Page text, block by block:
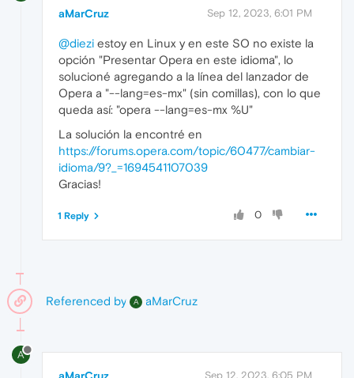
aMarCruz Sep 12, 2023, 6:01 PM
@diezi estoy en Linux y en este SO no existe la
opción "Presentar Opera en este idioma", lo
solucioné agregando a la línea del lanzador de
Opera a "--lang=es-mx" (sin comillas), con lo que
queda así: "opera --lang=es-mx %U"
La solución la encontré en
https://forums.opera.com/topic/60477/cambiar-
idioma/9?_=1694541107039
Gracias!
0
1 Reply
Referenced by A aMarCruz
A
Sep 12, 2023, 6:05 PM